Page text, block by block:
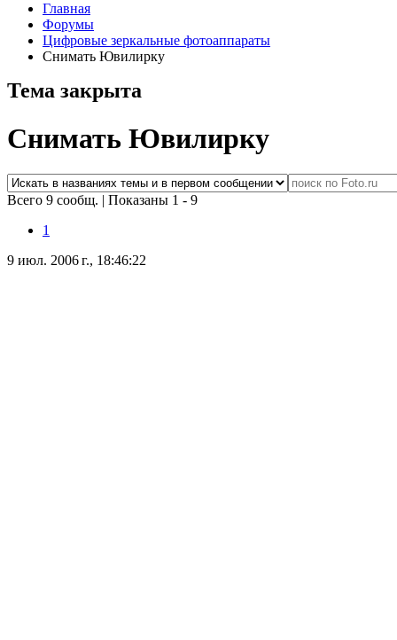
Главная
Форумы
Цифровые зеркальные фотоаппараты
Снимать Ювилирку
Тема закрыта
Снимать Ювилирку
Всего 9 сообщ. | Показаны 1 - 9
1
9 июл. 2006 г., 18:46:22